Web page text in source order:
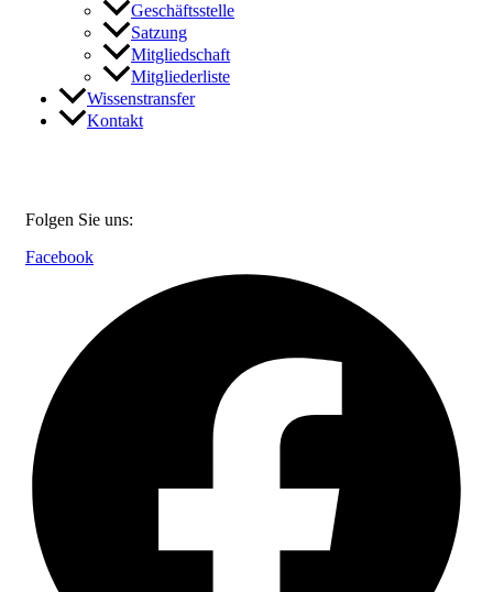
Geschäftsstelle
Satzung
Mitgliedschaft
Mitgliederliste
Wissenstransfer
Kontakt
Folgen Sie uns:
Facebook